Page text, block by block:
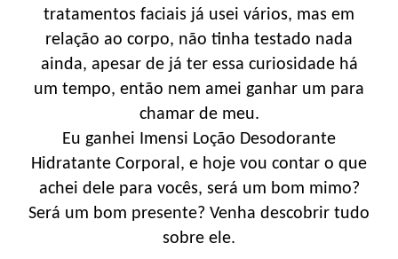
tratamentos faciais já usei vários, mas em
relação ao corpo, não tinha testado nada
ainda, apesar de já ter essa curiosidade há
um tempo, então nem amei ganhar um para
chamar de meu.
Eu ganhei Imensi Loção Desodorante
Hidratante Corporal, e hoje vou contar o que
achei dele para vocês, será um bom mimo?
Será um bom presente? Venha descobrir tudo
sobre ele.